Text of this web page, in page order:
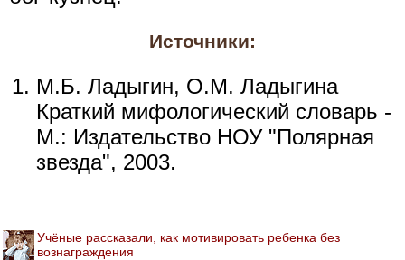
Источники:
М.Б. Ладыгин, О.М. Ладыгина
Краткий мифологический словарь -
М.: Издательство НОУ "Полярная
звезда", 2003.
Учёные рассказали, как мотивировать ребенка без
вознаграждения